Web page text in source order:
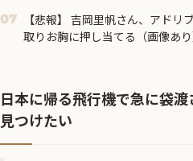
07
【悲報】 吉岡里帆さん、アドリ
取りお胸に押し当てる（画像あり
日本に帰る飛行機で急に袋
見つけたい